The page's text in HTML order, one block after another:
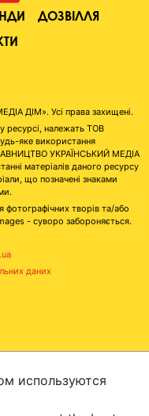
ДОЗВІЛЛЯ
ДІМ». Усі права захищені.
ресурсі, належать ТОВ
яке використання
УКРАЇНСЬКИЙ МЕДІА
матеріалів даного ресурсу
що позначені знаками
фотографічних творів та/або
- суворо забороняється.
даних
используются